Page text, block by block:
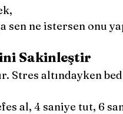
sen ne istersen onu
Sakinleştir
Stres altındayken
al, 4 saniye tut, 6